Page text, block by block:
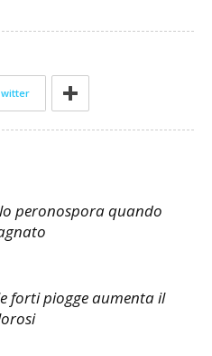
peronospora quando
forti piogge aumenta il